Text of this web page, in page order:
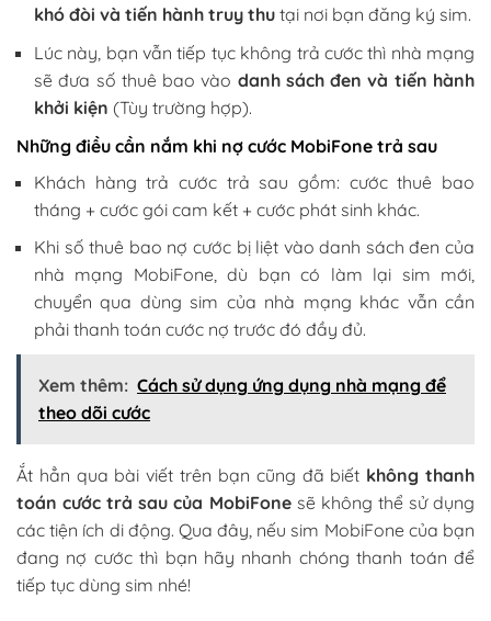
khó đòi và tiến hành truy thu tại nơi bạn đăng ký sim.
Lúc này, bạn vẫn tiếp tục không trả cước thì nhà mạng
sẽ đưa số thuê bao vào danh sách đen và tiến hành
khởi kiện (Tùy trường hợp).
Những điều cần nắm khi nợ cước MobiFone trả sau
Khách hàng trả cước trả sau gồm: cước thuê bao
tháng + cước gói cam kết + cước phát sinh khác.
Khi số thuê bao nợ cước bị liệt vào danh sách đen của
nhà mạng MobiFone, dù bạn có làm lại sim mới,
chuyển qua dùng sim của nhà mạng khác vẫn cần
phải thanh toán cước nợ trước đó đầy đủ.
Xem thêm: Cách sử dụng ứng dụng nhà mạng để
theo dõi cước
Ắt hẳn qua bài viết trên bạn cũng đã biết không thanh
toán cước trả sau của MobiFonesẽ không thể sử dụng
các tiện ích di động. Qua đây, nếu sim MobiFone của bạn
đang nợ cước thì bạn hãy nhanh chóng thanh toán để
tiếp tục dùng sim nhé!